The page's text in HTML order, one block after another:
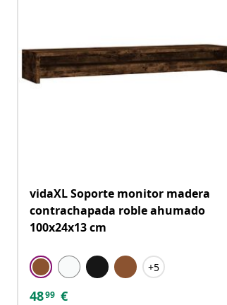
vidaXL Soporte monitor madera
contrachapada roble ahumado
100x24x13 cm
+5
4899 €